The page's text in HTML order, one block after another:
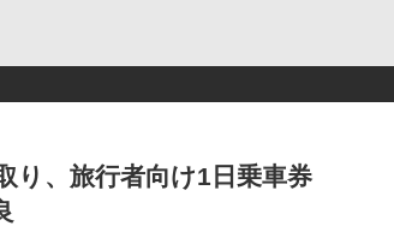
り、旅行者向け1日乗車券